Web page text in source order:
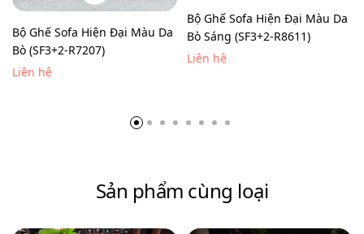
Bộ Ghế Sofa Hiện Đại Màu Da
Bò (SF3+2-R7207)
Liên hệ
Bộ Ghế Sofa Hiện Đại Màu Da
Bò Sáng (SF3+2-R8611)
Liên hệ
Sản phẩm cùng loại